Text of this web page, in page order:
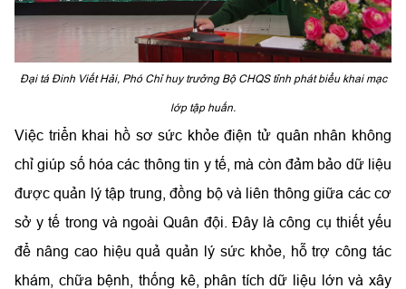
Đại tá Đinh Viết Hải, Phó Chỉ huy trưởng Bộ CHQS tỉnh phát biểu khai mạc
lớp tập huấn.
Việc triển khai hồ sơ sức khỏe điện tử quân nhân không
chỉ giúp số hóa các thông tin y tế, mà còn đảm bảo dữ liệu
được quản lý tập trung, đồng bộ và liên thông giữa các cơ
sở y tế trong và ngoài Quân đội. Đây là công cụ thiết yếu
để nâng cao hiệu quả quản lý sức khỏe, hỗ trợ công tác
khám, chữa bệnh, thống kê, phân tích dữ liệu lớn và xây